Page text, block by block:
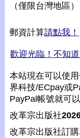
（僅限台灣地區）
郵資計算請點我！
歡迎光臨！不知
本站現在可以使
界科技/ECpay或
PayPal帳號就可以
改革宗出版社
改革宗出版社訂